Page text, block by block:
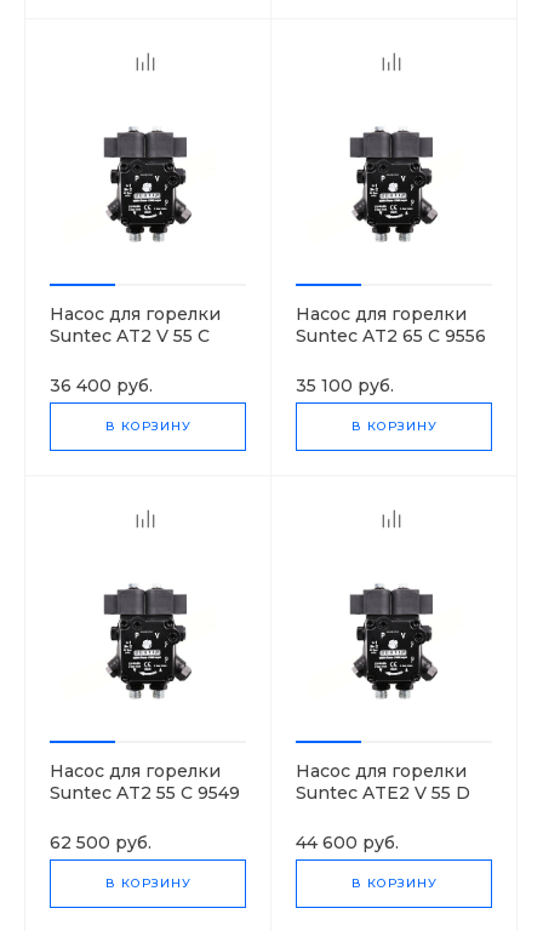
Насос для горелки
Suntec AT2 V 55 C
36 400 руб.
В КОРЗИНУ
Насос для горелки
Suntec AT2 65 C 9556
35 100 руб.
В КОРЗИНУ
Насос для горелки
Suntec AT2 55 C 9549
62 500 руб.
В КОРЗИНУ
Насос для горелки
Suntec ATE2 V 55 D
44 600 руб.
В КОРЗИНУ